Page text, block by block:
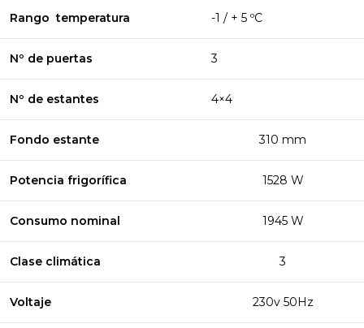
Rango temperatura -1 / + 5 ºC
Nº de puertas 3
Nº de estantes 4×4
Fondo estante 310 mm
Potencia frigorífica 1528 W
Consumo nominal 1945 W
Clase climática 3
Voltaje 230v 50Hz